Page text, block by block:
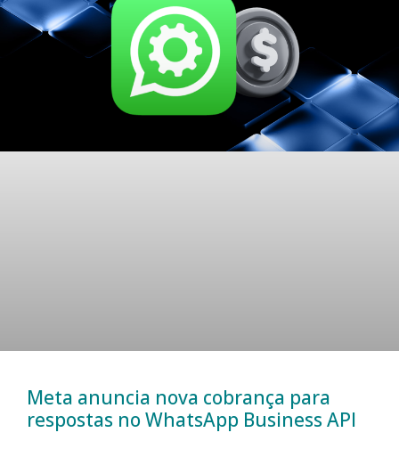
Meta anuncia nova cobrança para
respostas no WhatsApp Business API